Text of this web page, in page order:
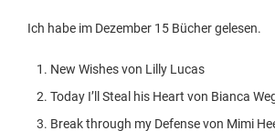
Ich habe im Dezember 15 Bücher gelesen.
New Wishes von Lilly Lucas
Today I’ll Steal his Heart von Bianca
Break through my Defense von Mimi